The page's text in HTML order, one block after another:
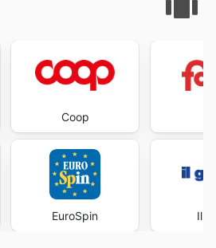
Coop
EuroSpin Il